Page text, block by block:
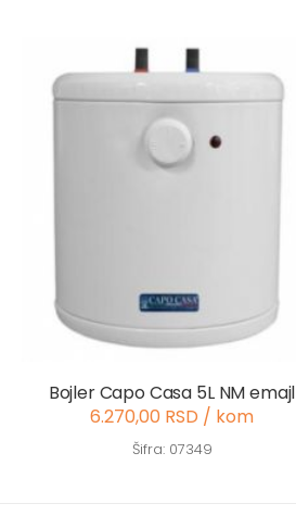
Bojler Capo Casa 5L NM emajl
6.270,00 RSD / kom
Šifra: 07349